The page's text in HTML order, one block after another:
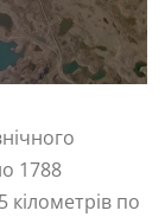
1788
кілометрів по